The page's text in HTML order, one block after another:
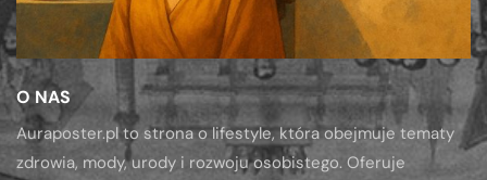
O NAS
Auraposter.pl to strona o lifestyle, która obejmuje tematy
zdrowia, mody, urody i rozwoju osobistego. Oferuje